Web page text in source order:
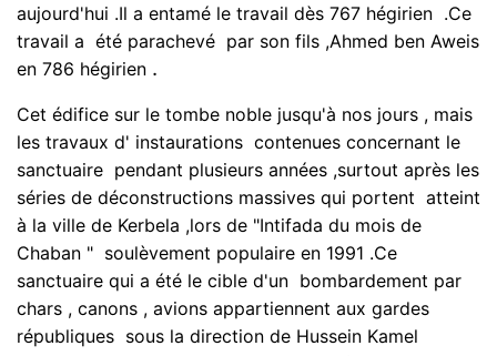
aujourd'hui .Il a entamé le travail dès 767 hégirien .Ce
travail a été parachevé par son fils ,Ahmed ben Aweis
en 786 hégirien .
Cet édifice sur le tombe noble jusqu'à nos jours , mais
les travaux d' instaurations contenues concernant le
sanctuaire pendant plusieurs années ,surtout après les
séries de déconstructions massives qui portent atteint
à la ville de Kerbela ,lors de "Intifada du mois de
Chaban " soulèvement populaire en 1991 .Ce
sanctuaire qui a été le cible d'un bombardement par
chars , canons , avions appartiennent aux gardes
républiques sous la direction de Hussein Kamel